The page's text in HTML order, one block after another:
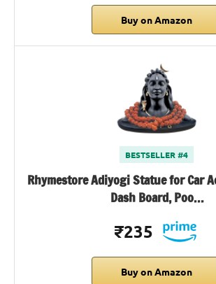
Buy on Amazon
BESTSELLER #4
Rhymestore Adiyogi Statue for Car
Dash Board, Poo…
₹235
Buy on Amazon